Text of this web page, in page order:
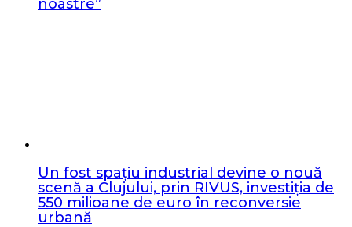
noastre”
Un fost spațiu industrial devine o nouă
scenă a Clujului, prin RIVUS, investiția de
550 milioane de euro în reconversie
urbană